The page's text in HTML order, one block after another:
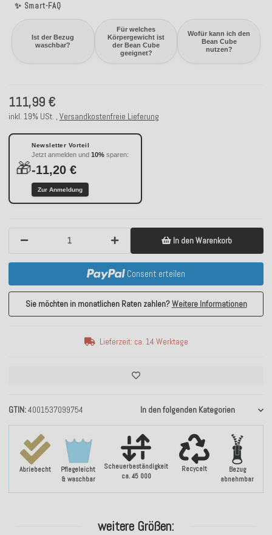
✨ Smart-FAQ
Ist der Bezug
waschbar?
Für welches
Körpergewicht ist
der Bean Cube
geeignet?
Wofür kann ich den
Bean Cube
nutzen?
Abriebecht
Pflegeleicht
& waschbar
Scheuerbeständigkeit
ca. 45 000
Recycelt
Bezug
abnehmbar
GTIN 4001537099754 In den folgenden Kategorien
111,99 €
inkl. 19% USt. , Versandkostenfreie Lieferung
🎁
Newsletter Vorteil
Jetzt anmelden und 10% sparen:
-11,20 €
Zur Anmeldung
In den Warenkorb
Consent erteilen
Sie möchten in monatlichen Raten zahlen?Weitere Informationen
Lieferzeit: ca. 14 Werktage
weitere Größen: